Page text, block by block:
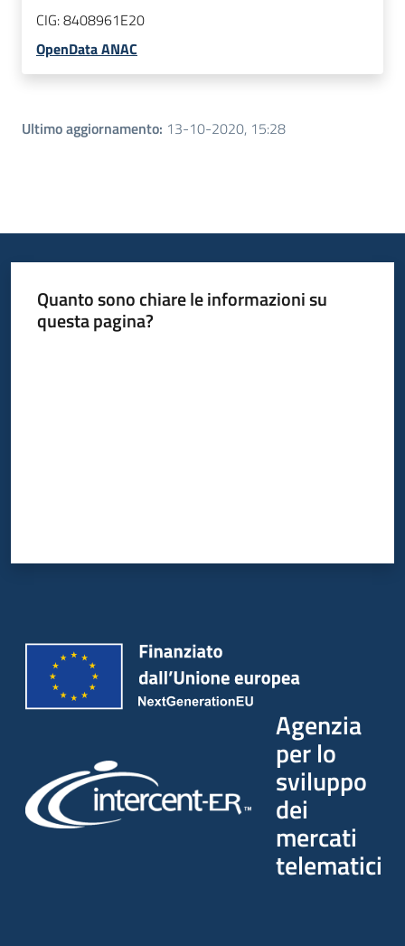
CIG:8408961E20
OpenData ANAC
Ultimo aggiornamento: 13-10-2020, 15:28
Quanto sono chiare le informazioni su
questa pagina?
Agenzia
per lo
sviluppo
dei
mercati
telematici